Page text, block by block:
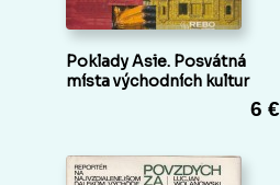
Poklady Asie. Posvátná
místa východních kultur
6 €